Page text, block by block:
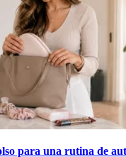
para una rutina de